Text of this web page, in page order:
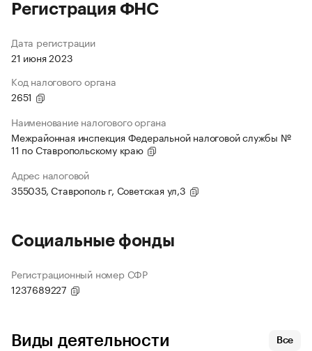
Регистрация ФНС
Дата регистрации
21 июня 2023
Код налогового органа
2651
Наименование налогового органа
Межрайонная инспекция Федеральной налоговой службы №
11 по Ставропольскому краю
Адрес налоговой
355035, Ставрополь г, Советская ул,3
Социальные фонды
Регистрационный номер СФР
1237689227
Виды деятельности Все